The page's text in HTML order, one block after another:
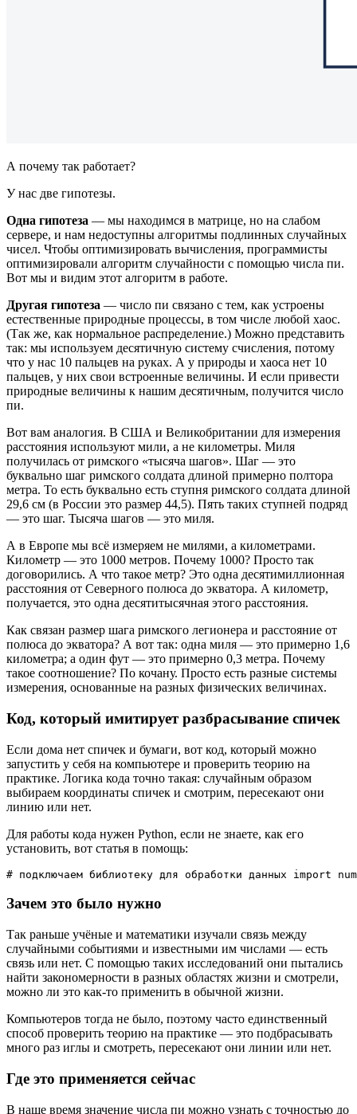
А почему так работает?
У нас две гипотезы.
Одна гипотеза — мы находимся в матрице, но на слабом
сервере, и нам недоступны алгоритмы подлинных случайных
чисел. Чтобы оптимизировать вычисления, программисты
оптимизировали алгоритм случайности с помощью числа пи.
Вот мы и видим этот алгоритм в работе.
Другая гипотеза — число пи связано с тем, как устроены
естественные природные процессы, в том числе любой хаос.
(Так же, как нормальное распределение.) Можно представить
так: мы используем десятичную систему счисления, потому
что у нас 10 пальцев на руках. А у природы и хаоса нет 10
пальцев, у них свои встроенные величины. И если привести
природные величины к нашим десятичным, получится число
пи.
Вот вам аналогия. В США и Великобритании для измерения
расстояния используют мили, а не километры. Миля
получилась от римского «тысяча шагов». Шаг — это
буквально шаг римского солдата длиной примерно полтора
метра. То есть буквально есть ступня римского солдата длиной
29,6 см (в России это размер 44,5). Пять таких ступней подряд
— это шаг. Тысяча шагов — это миля.
А в Европе мы всё измеряем не милями, а километрами.
Километр — это 1000 метров. Почему 1000? Просто так
договорились. А что такое метр? Это одна десятимиллионная
расстояния от Северного полюса до экватора. А километр,
получается, это одна десятитысячная этого расстояния.
Как связан размер шага римского легионера и расстояние от
полюса до экватора? А вот так: одна миля — это примерно 1,6
километра; а один фут — это примерно 0,3 метра. Почему
такое соотношение? По кочану. Просто есть разные системы
измерения, основанные на разных физических величинах.
Код, который имитирует разбрасывание спичек
Если дома нет спичек и бумаги, вот код, который можно
запустить у себя на компьютере и проверить теорию на
практике. Логика кода точно такая: случайным образом
выбираем координаты спичек и смотрим, пересекают они
линию или нет.
Для работы кода нужен Python, если не знаете, как его
установить, вот статья в помощь:
# подключаем библиотеку для обработки данных
Зачем это было нужно
Так раньше учёные и математики изучали связь между
случайными событиями и известными им числами — есть
связь или нет. С помощью таких исследований они пытались
найти закономерности в разных областях жизни и смотрели,
можно ли это как-то применить в обычной жизни.
Компьютеров тогда не было, поэтому часто единственный
способ проверить теорию на практике — это подбрасывать
много раз иглы и смотреть, пересекают они линии или нет.
Где это применяется сейчас
В наше время значение числа пи можно узнать с точностью до